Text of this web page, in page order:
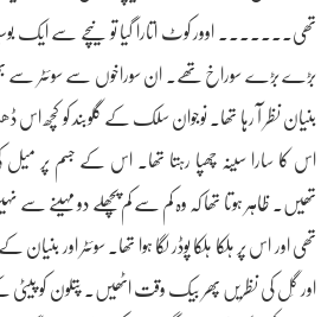
تھی۔۔۔۔۔۔۔ اوور کوٹ اتارا گیا تو نیچے سے ایک
بڑے بڑے سوراخ تھے۔ ان سوراخوں سے سوئٹر سے بھی
بنیان نظر آ رہا تھا۔ نوجوان سلک کے گلوبند کو کچھ اس
اس کا سارا سینہ چھپا رہتا تھا۔ اس کے جسم پر
تھیں۔ ظاہر ہوتا تھا کہ وہ کم سے کم پچھلے دو مہینے
تھی اور اس پر ہلکا ہلکا پوڈر لگا ہوا تھا۔ سوئٹر اور بنیان
اور گِل کی نظریں پھر بیک وقت اٹھیں۔ پتلون کو